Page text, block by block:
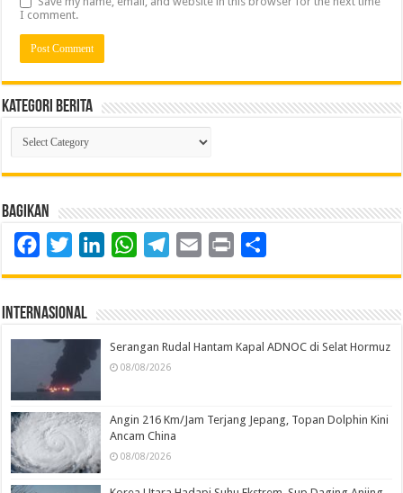
I comment.
Kategori Berita
Kategori
Berita
Bagikan
FacebookTwitterLinkedInWhatsAppTelegram
Email Print
Internasional
Serangan Rudal Hantam Kapal ADNOC di Selat Hormuz
08/08/2026
Angin 216 Km/Jam Terjang Jepang, Topan Dolphin Kini
Ancam China
08/08/2026